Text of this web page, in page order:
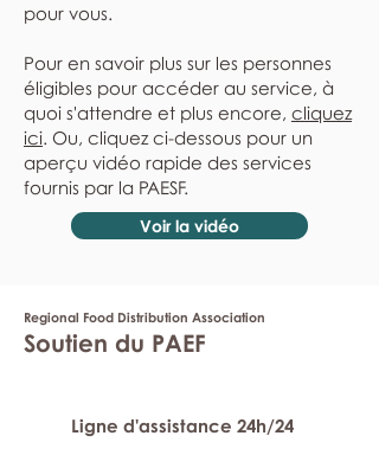
pour vous.
Pour en savoir plus sur les personnes
éligibles pour accéder au service, à
quoi s'attendre et plus encore, cliquez
ici. Ou, cliquez ci-dessous pour un
aperçu vidéo rapide des services
fournis par la PAESF.
Voir la vidéo
Regional Food Distribution Association
Soutien du PAEF
Ligne d'assistance 24h/24